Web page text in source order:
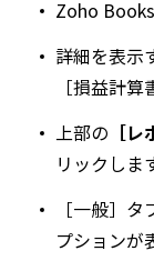
Zoho
詳細を表示
［損益計算
上部の ［
リックしま
［一般］ タ
プションが